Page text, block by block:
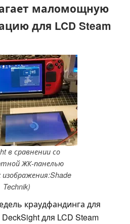
маломощную
для LCD Steam
в сравнении со
ЖК-панелью
Technik)
краудфандинга для
для LCD Steam